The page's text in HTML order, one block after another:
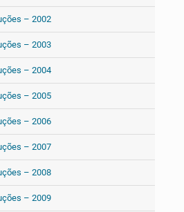
– 2002
– 2003
– 2004
– 2005
– 2006
– 2007
– 2008
– 2009